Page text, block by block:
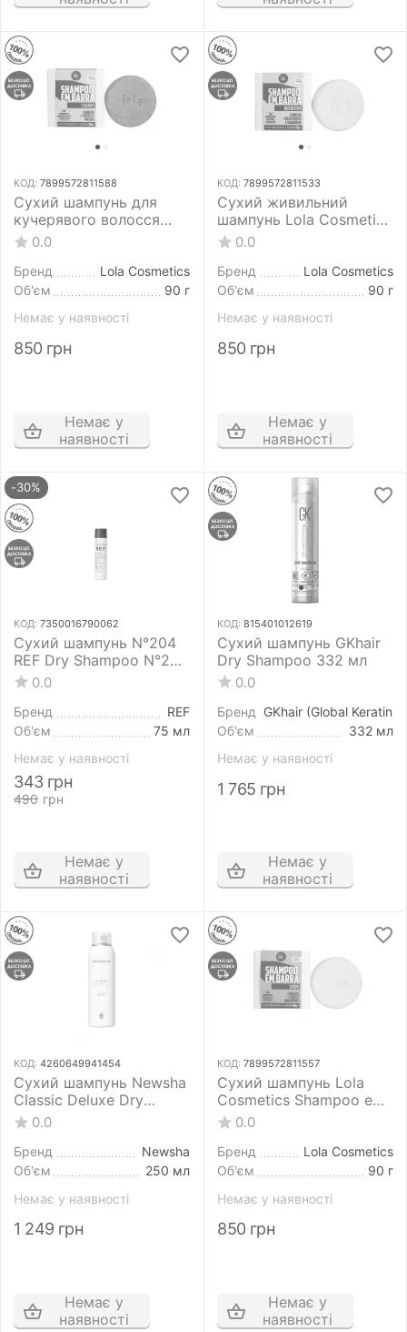
КОД: 7899572811588
Сухий шампунь для
кучерявого волосся
Lola Cosmetics Shampoo
Em Barra Cachos 90 г
0.0
Бренд
Lola Cosmetics
Об'єм
90 г
Немає у наявності
850 грн
Немає у
наявності
КОД: 7899572811533
Сухий живильний
шампунь Lola Cosmetics
Shampoo Em Barra
Nutritivo 90 г
0.0
Бренд
Lola Cosmetics
Об'єм
90 г
Немає у наявності
850 грн
Немає у
наявності
-30%
КОД: 7350016790062
Сухий шампунь N°204
REF Dry Shampoo N°204
75 мл
0.0
Бренд
REF
Об'єм
75 мл
Немає у наявності
490 грн
343 грн
Немає у
наявності
КОД: 815401012619
Сухий шампунь GKhair
Dry Shampoo 332 мл
0.0
Бренд
GKhair (Global Keratin)
Об'єм
332 мл
Немає у наявності
1 765 грн
Немає у
наявності
КОД: 4260649941454
Cухий шампунь Newsha
Classic Deluxe Dry
Shampoo 250 мл
0.0
Бренд
Newsha
Об'єм
250 мл
Немає у наявності
1 249 грн
Немає у
наявності
КОД: 7899572811557
Сухий шампунь Lola
Cosmetics Shampoo em
Barra Lisos 90 г
0.0
Бренд
Lola Cosmetics
Об'єм
90 г
Немає у наявності
850 грн
Немає у
наявності